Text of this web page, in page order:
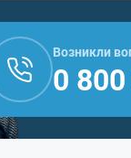
Возникли
0